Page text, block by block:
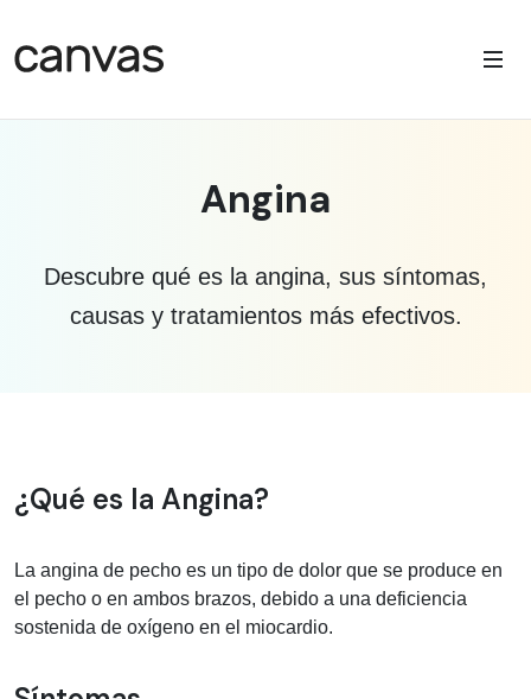
Angina
Descubre qué es la angina, sus síntomas,
causas y tratamientos más efectivos.
Información médica sobre Angina
¿Qué es la Angina?
La angina de pecho es un tipo de dolor que se produce en
el pecho o en ambos brazos, debido a una deficiencia
sostenida de oxígeno en el miocardio.